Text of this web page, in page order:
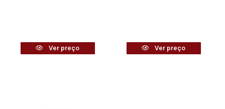
Ver preço Ver preço